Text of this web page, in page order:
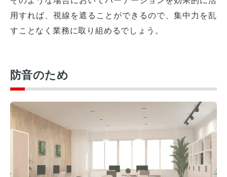
用すれば、視線を遮ることができるので、集中力を乱
すことなく業務に取り組めるでしょう。
防音のため